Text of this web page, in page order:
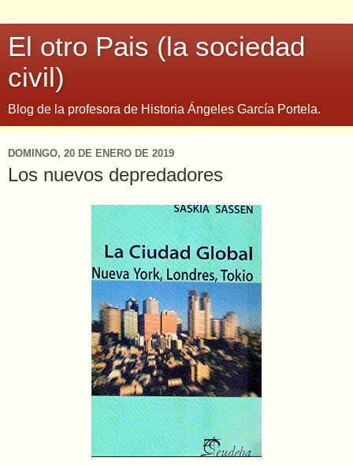
El otro Pais (la sociedad
civil)
Blog de la profesora de Historia Ángeles García Portela.
DOMINGO, 20 DE ENERO DE 2019
Los nuevos depredadores